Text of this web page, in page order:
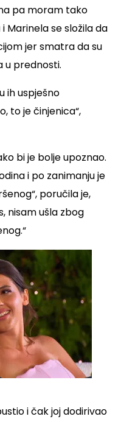
pa moram tako
Marinela se složila da
jer smatra da su
u prednosti.
ih uspješno
to je činjenica“,
bi je bolje upoznao.
i po zanimanju je
poručila je,
nisam ušla zbog
i čak joj dodirivao